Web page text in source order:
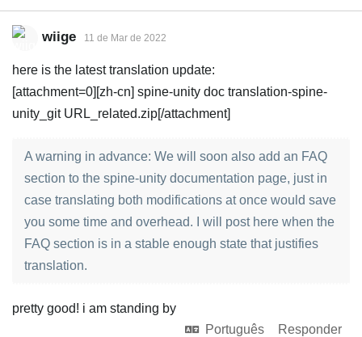
wiige 11 de Mar de 2022
here is the latest translation update:
[attachment=0][zh-cn] spine-unity doc translation-spine-
unity_git URL_related.zip[/attachment]
A warning in advance: We will soon also add an FAQ
section to the spine-unity documentation page, just in
case translating both modifications at once would save
you some time and overhead. I will post here when the
FAQ section is in a stable enough state that justifies
translation.
pretty good! i am standing by
Português
Responder